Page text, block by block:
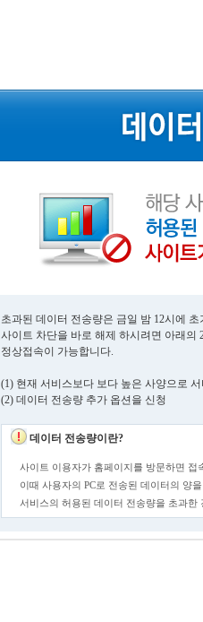
초과된 데이터 전송량은 금일 밤 12시에
사이트 차단을 바로 해제 하시려면 아래의
정상접속이 가능합니다.
(1) 현재 서비스보다 보다 높은 사양으로
(2) 데이터 전송량 추가 옵션을 신청
데이터 전송량이란?
사이트 이용자가 홈페이지를 방문하면 접
이때 사용자의 PC로 전송된 데이터의 양
서비스의 허용된 데이터 전송량을 초과